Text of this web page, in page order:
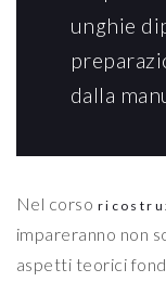
unghie
dalla
Nel corso
impareranno non
aspetti teorici